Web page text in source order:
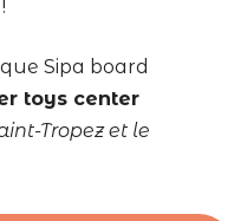
Sipa board
toys center
Tropez et le